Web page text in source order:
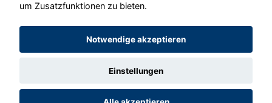
© konjunkturmotor.de GmbH 2020 - 2026
um Zusatzfunktionen zu bieten.
Notwendige akzeptieren
Einstellungen